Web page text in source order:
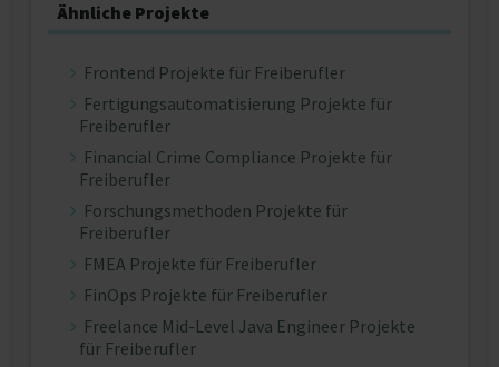
Ähnliche Projekte
Frontend Projekte für Freiberufler
Fertigungsautomatisierung Projekte für
Freiberufler
Financial Crime Compliance Projekte für
Freiberufler
Forschungsmethoden Projekte für
Freiberufler
FMEA Projekte für Freiberufler
FinOps Projekte für Freiberufler
Freelance Mid-Level Java Engineer Projekte
für Freiberufler